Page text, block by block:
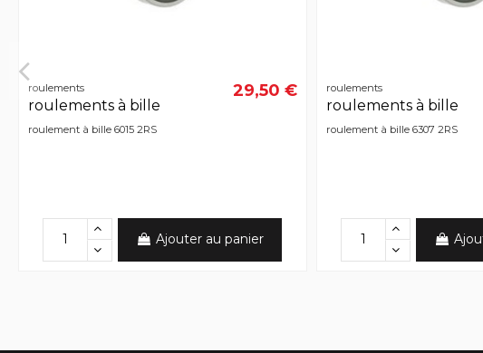
roulements
roulements à bille
29,50 €
roulement à bille 6015 2RS
Ajouter au panier
roulements
roulements à bille
roulement à bille 6307 2RS